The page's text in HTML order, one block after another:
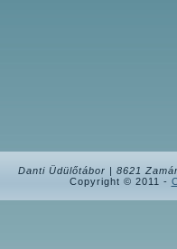
Danti Üdülőtábor | 8621
Copyright © 2011 -